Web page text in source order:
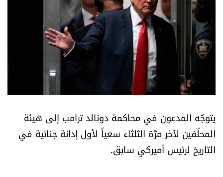
أسرار
متفرقات
نداء القرّاء
خاص الموقع
كتّابنا
تحت المجهر
يتوجّه المدعون في محاكمة دونالد ترامب إلى هيئة
المحلّفين لآخر مرّة الثلثاء سعياً لأول إدانة جنائية في
التاريخ لرئيس أميركي سابق.